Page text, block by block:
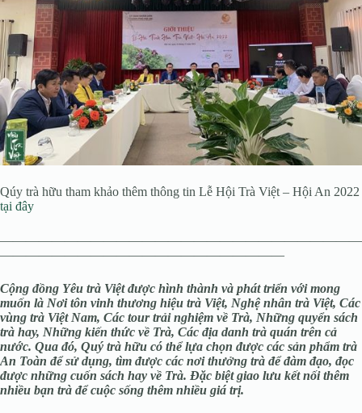
Qúy trà hữu tham khảo thêm thông tin Lễ Hội Trà Việt – Hội An 2022
tại đây
————————————————————————————
——————————————————————
Cộng đồng Yêu trà Việt được hình thành và phát triển với mong
muốn là Nơi tôn vinh thương hiệu trà Việt, Nghệ nhân trà Việt, Các
vùng trà Việt Nam, Các tour trải nghiệm về Trà, Những quyển sách
trà hay, Những kiến thức về Trà, Các địa danh trà quán trên cả
nước. Qua đó, Quý trà hữu có thể lựa chọn được các sản phẩm trà
An Toàn để sử dụng, tìm được các nơi thưởng trà để đàm đạo, đọc
được những cuốn sách hay về Trà. Đặc biệt giao lưu kết nối thêm
nhiều bạn trà để cuộc sống thêm nhiều giá trị.